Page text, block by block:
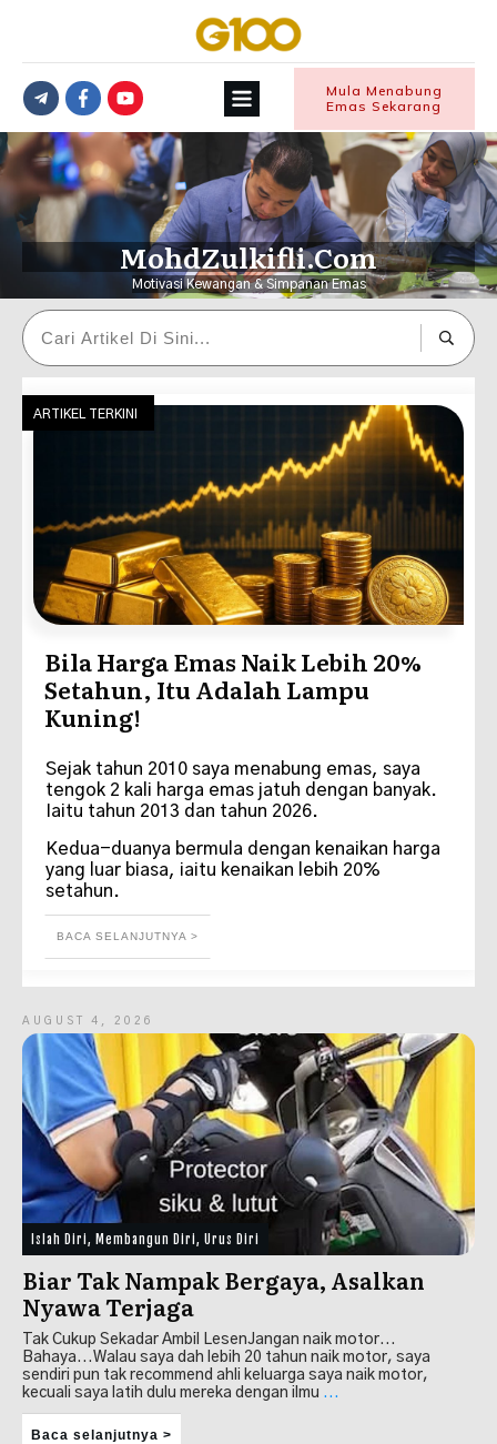
Mula Menabung
Emas Sekarang
MohdZulkifli.Com
Motivasi Kewangan & Simpanan Emas
ARTIKEL TERKINI
Bila Harga Emas Naik Lebih 20%
Setahun, Itu Adalah Lampu
Kuning!
Sejak tahun 2010 saya menabung emas, saya
tengok 2 kali harga emas jatuh dengan banyak.
Iaitu tahun 2013 dan tahun 2026.
Kedua-duanya bermula dengan kenaikan harga
yang luar biasa, iaitu kenaikan lebih 20%
setahun.
BACA SELANJUTNYA >
AUGUST 4, 2026
Islah Diri, Membangun Diri, Urus Diri
Biar Tak Nampak Bergaya, Asalkan
Nyawa Terjaga
Tak Cukup Sekadar Ambil LesenJangan naik motor...
Bahaya...Walau saya dah lebih 20 tahun naik motor, saya
sendiri pun tak recommend ahli keluarga saya naik motor,
kecuali saya latih dulu mereka dengan ilmu ...
Baca selanjutnya >